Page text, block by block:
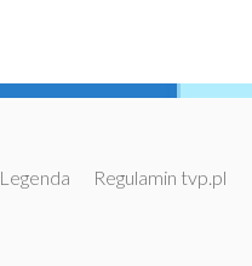
Legenda Regulamin tvp.pl